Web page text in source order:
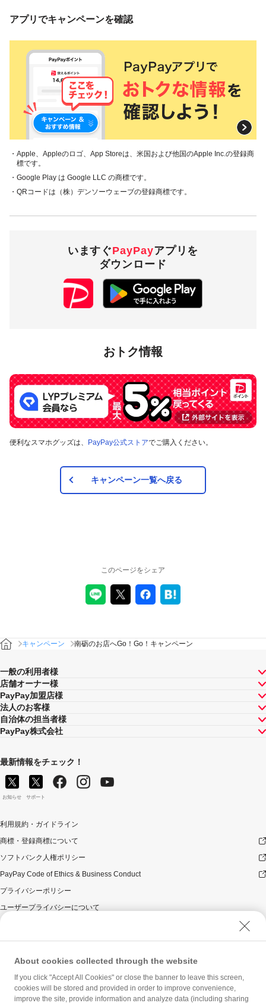
アプリでキャンペーンを確認
・Apple、Appleのロゴ、App Storeは、米国および他国のApple Inc.の登録商
標です。
・Google Play は Google LLC の商標です。
・QRコードは（株）デンソーウェーブの登録商標です。
いますぐPayPayアプリを
ダウンロード
おトク情報
便利なスマホグッズは、 PayPay公式ストアでご購入ください。
キャンペーン一覧へ戻る
このページをシェア
キャンペーン 南砺のお店へGo！Go！キャンペーン
一般の利用者様
店舗オーナー様
PayPay加盟店様
法人のお客様
自治体の担当者様
PayPay株式会社
最新情報をチェック！
お知らせ サポート
利用規約・ガイドライン
商標・登録商標について
ソフトバンク人権ポリシー
PayPay Code of Ethics & Business Conduct
プライバシーポリシー
ユーザープライバシーについて
ウェブサイト利用規約
反社会的勢力に対する方針
勧誘方針
マネロン等基本方針
About cookies collected through the website
If you click "Accept All Cookies" or close the banner to leave this screen,
cookies will be stored and provided in order to improve convenience,
improve the site, provide information and analyze data (including sharing